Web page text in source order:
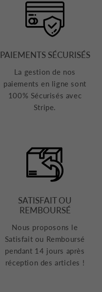
PAIEMENTS SÉCURISÉS
La gestion de nos
paiements en ligne sont
100% Sécurisés avec
Stripe.
SATISFAIT OU
REMBOURSÉ
Nous proposons le
Satisfait ou Remboursé
pendant 14 jours après
réception des articles !